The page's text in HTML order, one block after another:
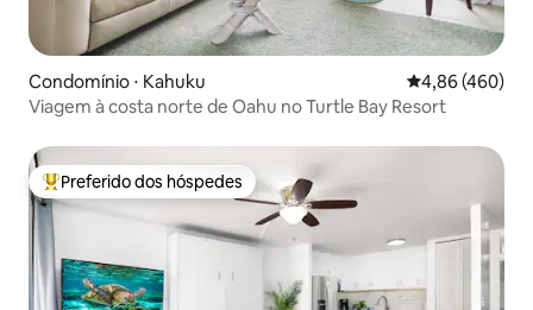
Condomínio ⋅ Kahuku 4,86 de uma
4,86 (460)
Viagem à costa norte de Oahu no Turtle Bay Resort
Entre os melhores preferidos dos hóspedes
Preferido dos hóspedes